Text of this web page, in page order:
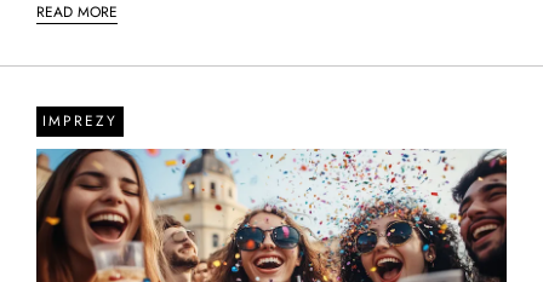
READ MORE
IMPREZY